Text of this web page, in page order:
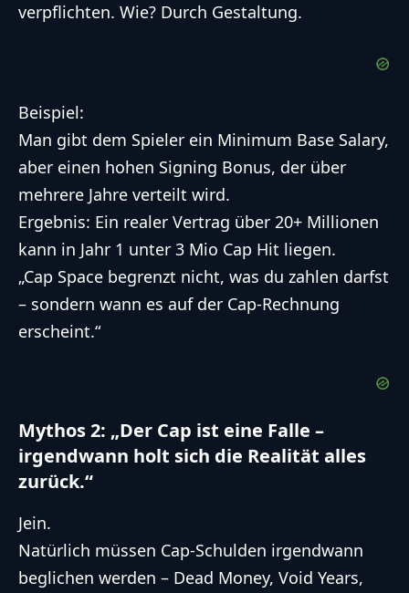
verpflichten. Wie? Durch Gestaltung.
Beispiel:
Man gibt dem Spieler ein Minimum Base Salary,
aber einen hohen Signing Bonus, der über
mehrere Jahre verteilt wird.
Ergebnis: Ein realer Vertrag über 20+ Millionen
kann in Jahr 1 unter 3 Mio Cap Hit liegen.
„Cap Space begrenzt nicht, was du zahlen darfst
– sondern wann es auf der Cap-Rechnung
erscheint.“
Mythos 2: „Der Cap ist eine Falle –
irgendwann holt sich die Realität alles
zurück.“
Jein.
Natürlich müssen Cap-Schulden irgendwann
beglichen werden – Dead Money, Void Years,